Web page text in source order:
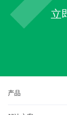
立
产品